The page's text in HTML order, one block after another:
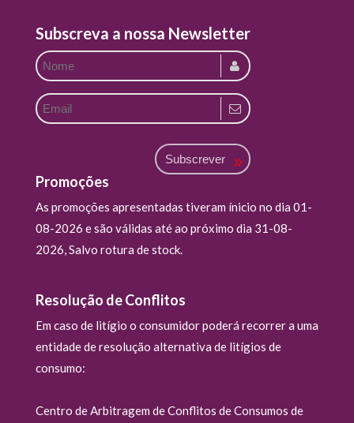
Subscreva a nossa Newsletter
Subscrever
Promoções
As promoções apresentadas tiveram ínicio no dia 01-
08-2026 e são válidas até ao próximo dia 31-08-
2026, Salvo rotura de stock.
Resolução de Conflitos
Em caso de litígio o consumidor poderá recorrer a uma
entidade de resolução alternativa de litígios de
consumo:
Centro de Arbitragem de Conflitos de Consumos de